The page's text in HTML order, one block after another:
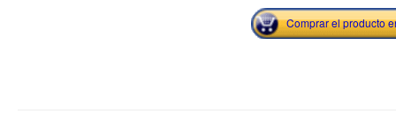
Comprar el producto